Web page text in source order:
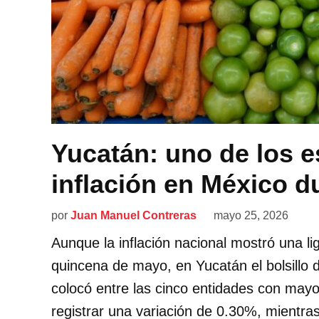
Yucatán: uno de los
inflación en México
por Juan Manuel Contreras mayo 25, 2026
Aunque la inflación nacional mostró una
quincena de mayo, en Yucatán el bolsillo
colocó entre las cinco entidades con
registrar una variación de 0.30%,